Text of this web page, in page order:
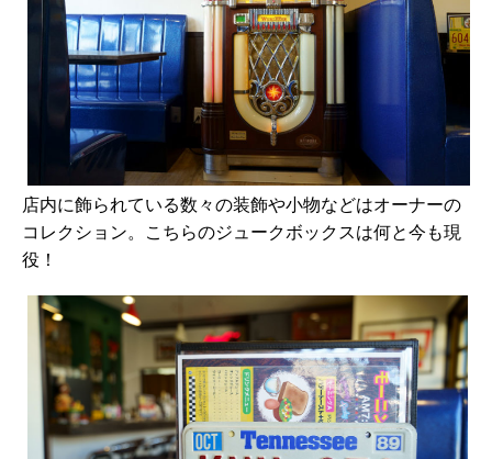
店内に飾られている数々の装飾や小物などはオーナーの
コレクション。こちらのジュークボックスは何と今も現
役！